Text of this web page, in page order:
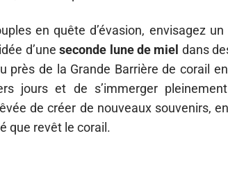
en quête d’évasion, envisagez
d’uneseconde lune de miel dans
près de la Grande Barrière de corail
jours et de s’immerger
de créer de nouveaux souvenirs,
que revêt le corail.